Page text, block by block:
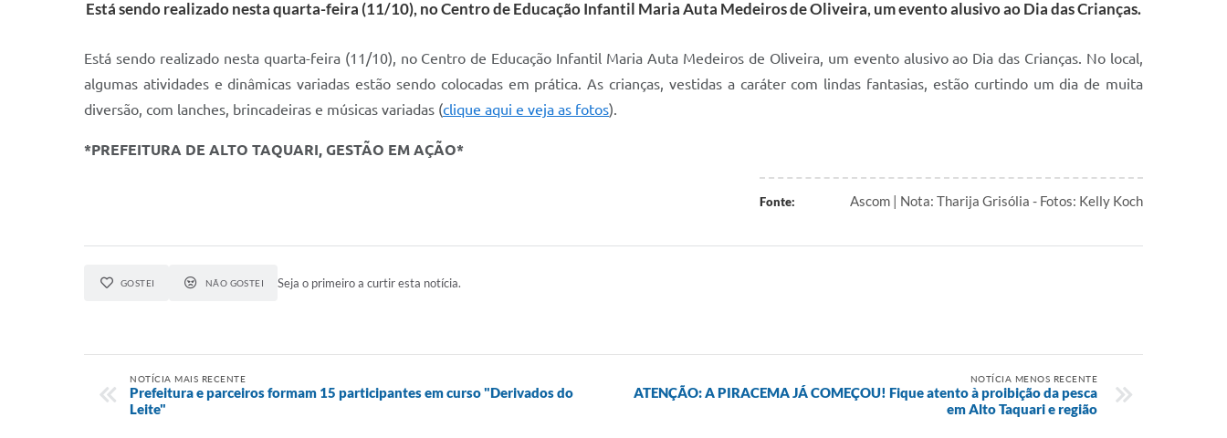
Está sendo realizado nesta quarta-feira (11/10), no Centro de Educação Infantil Maria Auta Medeiros de Oliveira, um evento alusivo ao Dia das Crianças.
Está sendo realizado nesta quarta-feira (11/10), no Centro de Educação Infantil Maria Auta Medeiros de Oliveira, um evento alusivo ao Dia das Crianças. No local,
algumas atividades e dinâmicas variadas estão sendo colocadas em prática. As crianças, vestidas a caráter com lindas fantasias, estão curtindo um dia de muita
diversão, com lanches, brincadeiras e músicas variadas (clique aqui e veja as fotos).
*PREFEITURA DE ALTO TAQUARI, GESTÃO EM AÇÃO*
Fonte: Ascom | Nota: Tharija Grisólia - Fotos: Kelly Koch
GOSTEI NÃO GOSTEI Seja o primeiro a curtir esta notícia.
NOTÍCIA MAIS RECENTE
Prefeitura e parceiros formam 15 participantes em curso "Derivados do
Leite"
NOTÍCIA MENOS RECENTE
ATENÇÃO: A PIRACEMA JÁ COMEÇOU! Fique atento à proibição da pesca
em Alto Taquari e região